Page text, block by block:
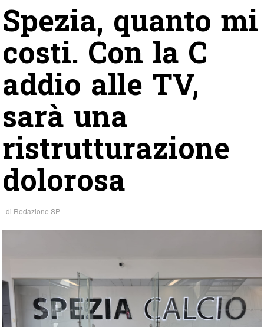
Spezia, quanto mi
costi. Con la C
addio alle TV,
sarà una
ristrutturazione
dolorosa
di Redazione SP